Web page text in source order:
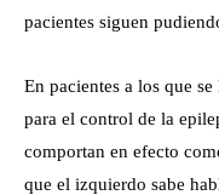
pacientes siguen
En pacientes a los que
para el control de la
comportan en efecto
que el izquierdo sabe